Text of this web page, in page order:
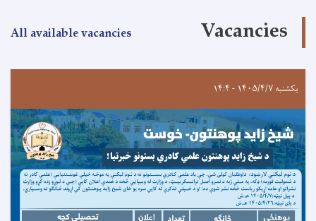
Vacancies
All available vacancies
یکشنبه ۱۴۰۵/۴/۷ - ۱۴:۴